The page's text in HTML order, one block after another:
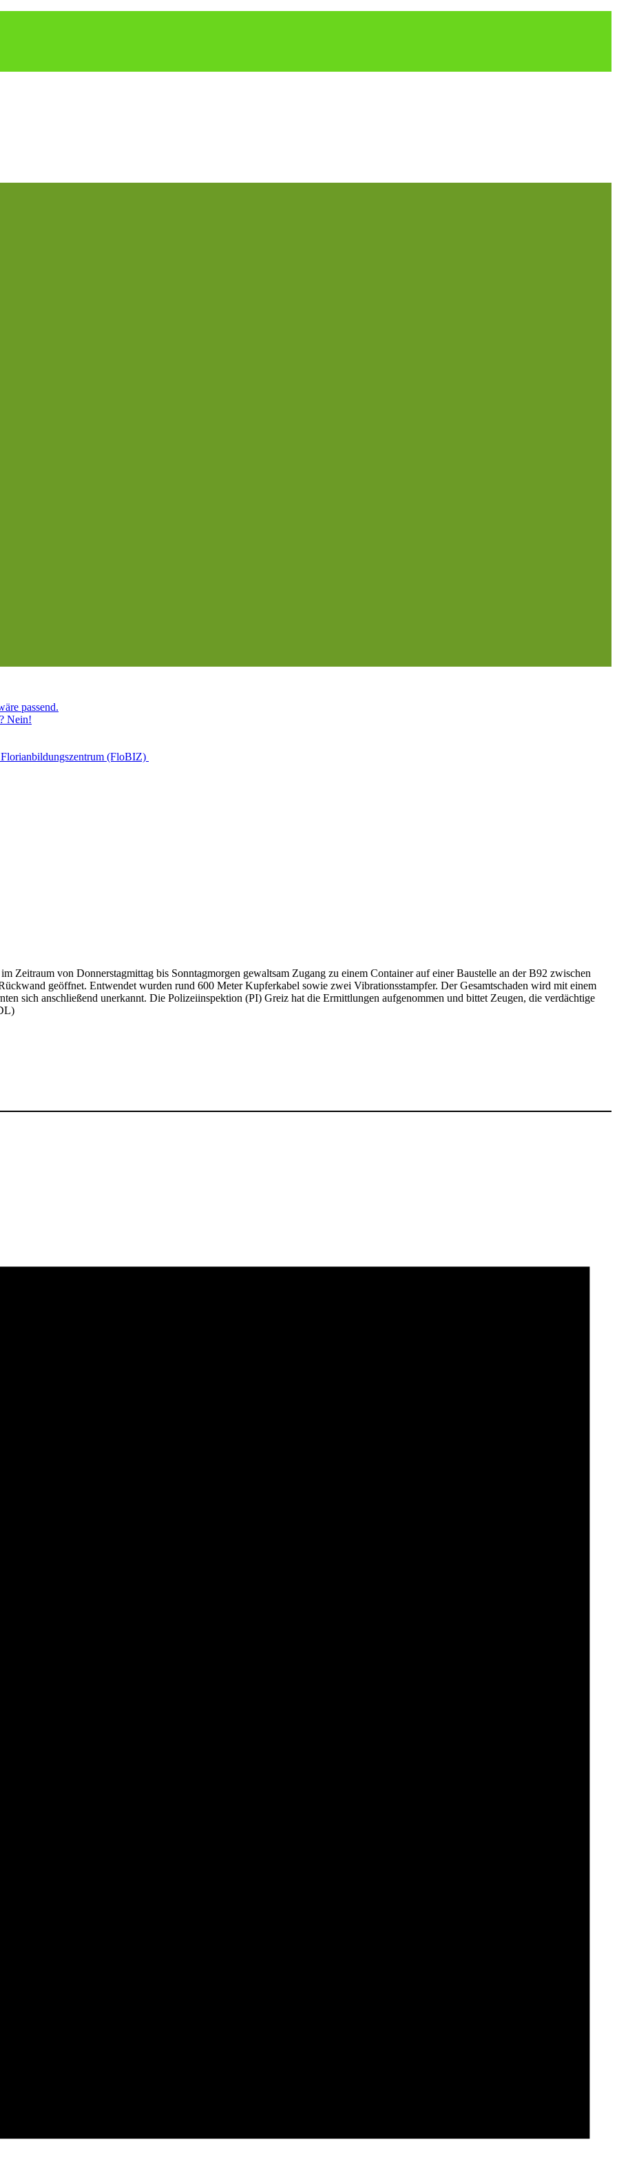
passend.
Nein!
(FloBIZ)
Zeitraum von Donnerstagmittag bis Sonntagmorgen gewaltsam Zugang zu einem Container auf einer Baustelle an der B92 zwischen
geöffnet. Entwendet wurden rund 600 Meter Kupferkabel sowie zwei Vibrationsstampfer. Der Gesamtschaden wird mit einem
sich anschließend unerkannt. Die Polizeiinspektion (PI) Greiz hat die Ermittlungen aufgenommen und bittet Zeugen, die verdächtige